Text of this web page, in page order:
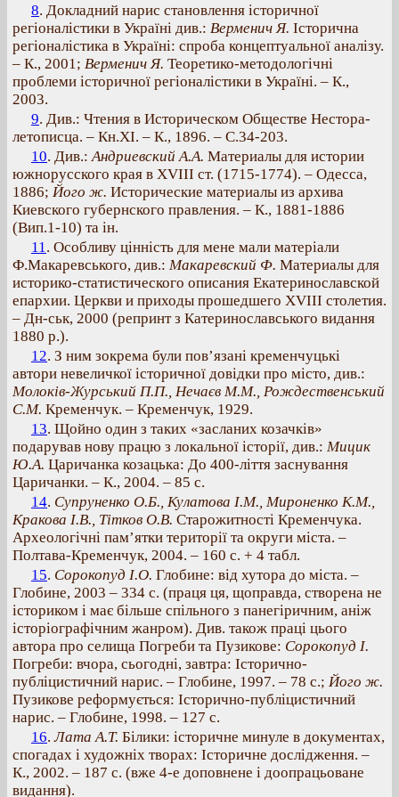
8. Докладний нарис становлення історичної
регіоналістики в Україні див.: Верменич Я. Історична
регіоналістика в Україні: спроба концептуальної аналізу.
– К., 2001; Верменич Я. Теоретико-методологічні
проблеми історичної регіоналістики в Україні. – К.,
2003.
9. Див.: Чтения в Историческом Обществе Нестора-
летописца. – Кн.ХІ. – К., 1896. – С.34-203.
10. Див.:Андриевский А.А. Материалы для истории
южнорусского края в XVIII ст. (1715-1774). – Одесса,
1886; Його ж. Исторические материалы из архива
Киевского губернского правления. – К., 1881-1886
(Вип.1-10) та ін.
11. Особливу цінність для мене мали матеріали
Ф.Макаревського, див.: Макаревский Ф. Материалы для
историко-статистического описания Екатеринославской
епархии. Церкви и приходы прошедшего XVIII столетия.
– Дн-ськ, 2000 (репринт з Катеринославського видання
1880 р.).
12. З ним зокрема були пов’язані кременчуцькі
автори невеличкої історичної довідки про місто, див.:
Молоків-Журський П.П., Нечаєв М.М., Рождественський
С.М. Кременчук. – Кременчук, 1929.
13. Щойно один з таких «засланих козачків»
подарував нову працю з локальної історії, див.: Мицик
Ю.А. Царичанка козацька: До 400-ліття заснування
Царичанки. – К., 2004. – 85 с.
14. Супруненко О.Б., Кулатова І.М., Мироненко К.М.,
Кракова І.В., Тітков О.В. Старожитності Кременчука.
Археологічні пам’ятки території та округи міста. –
Полтава-Кременчук, 2004. – 160 с. + 4 табл.
15. Сорокопуд І.О. Глобине: від хутора до міста. –
Глобине, 2003 – 334 с. (праця ця, щоправда, створена не
істориком і має більше спільного з панегіричним, аніж
історіографічним жанром). Див. також праці цього
автора про селища Погреби та Пузикове: Сорокопуд І.
Погреби: вчора, сьогодні, завтра: Історично-
публіцистичний нарис. – Глобине, 1997. – 78 с.; Його ж.
Пузикове реформується: Історично-публіцистичний
нарис. – Глобине, 1998. – 127 с.
16.Лата А.Т. Білики: історичне минуле в документах,
спогадах і художніх творах: Історичне дослідження. –
К., 2002. – 187 с. (вже 4-е доповнене і доопрацьоване
видання).